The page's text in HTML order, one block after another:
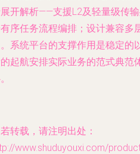
开解析——支援L2及轻量级传
序任务流程编排；设计兼容多
系统平台的支撑作用是稳定的
起航安排实际业务的范式典范
转载，请注明出处：
www.shuduyouxi.com/